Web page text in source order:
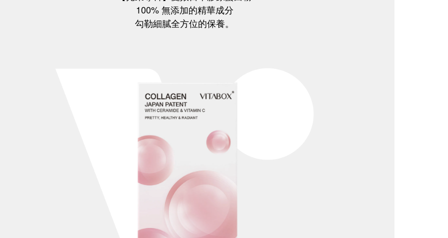
100% 無添加的精華成分
勾勒細膩全方位的保養。